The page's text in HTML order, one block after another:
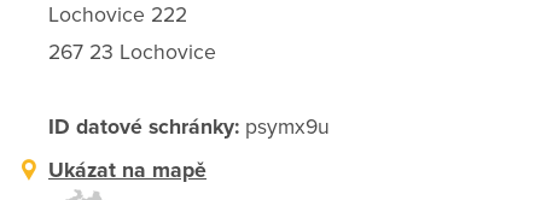
Lochovice 222
267 23 Lochovice
ID datové schránky: psymx9u
Ukázat na mapě